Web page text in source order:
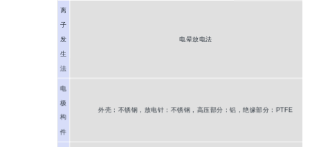
离
子
发
生
法
电晕放电法
电
极
构
件
外壳：不锈钢，放电针：不锈钢，高压部分：铝，绝缘部分：PTFE